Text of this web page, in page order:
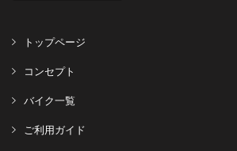
トップページ
コンセプト
バイク一覧
ご利用ガイド